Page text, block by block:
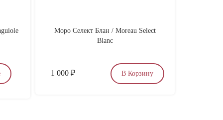
Моро Селект Блан / Moreau Select
Blanc
1 000 ₽ В Корзину